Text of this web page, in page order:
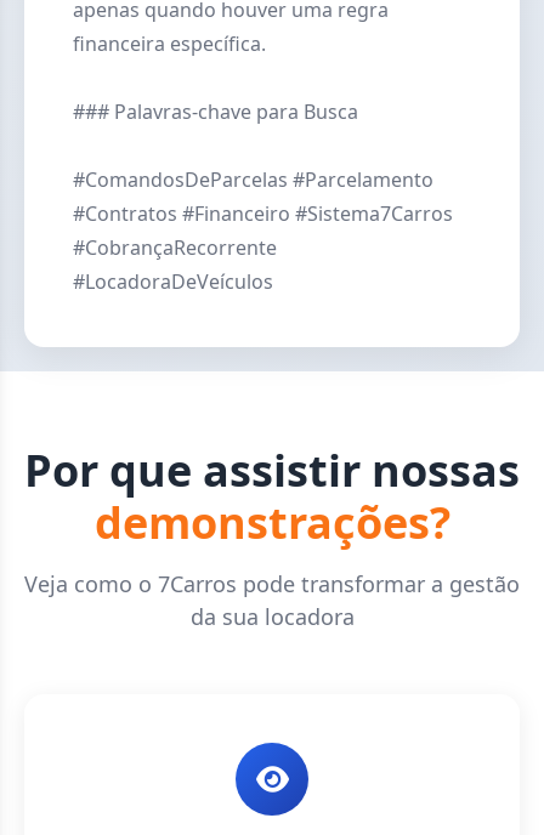
apenas quando houver uma regra
financeira específica.
### Palavras-chave para Busca
#ComandosDeParcelas #Parcelamento
#Contratos #Financeiro #Sistema7Carros
#CobrançaRecorrente
#LocadoraDeVeículos
Por que assistir nossas
demonstrações?
Veja como o 7Carros pode transformar a gestão
da sua locadora